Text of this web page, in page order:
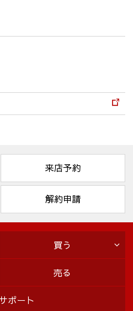
来店予約
解約申請
買う
売る
ポート